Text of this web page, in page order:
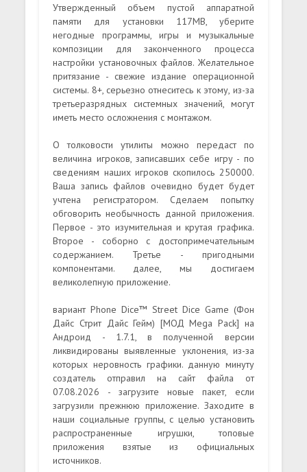
Утвержденный объем пустой аппаратной
памяти для установки 117MB, уберите
негодные программы, игры и музыкальные
композиции для законченного процесса
настройки установочных файлов. Желательное
притязание - свежие издание операционной
системы. 8+, серьезно отнеситесь к этому, из-за
третьеразрядных системных значений, могут
иметь место осложнения с монтажом.
О толковости утилиты можно передаст по
величина игроков, записавших себе игру - по
сведениям наших игроков скопилось 250000.
Ваша запись файлов очевидно будет будет
учтена регистратором. Сделаем попытку
обговорить необычность данной приложения.
Первое - это изумительная и крутая графика.
Второе - соборно с достопримечательным
содержанием. Третье - пригодными
компонентами. далее, мы достигаем
великолепную приложение.
вариант Phone Dice™ Street Dice Game (Фон
Дайс Стрит Дайс Гейм) [МОД Mega Pack] на
Андроид - 1.7.1, в полученной версии
ликвидированы выявленные уклонения, из-за
которых неровность графики. данную минуту
создатель отправил на сайт файла от
07.08.2026 - загрузите новые пакет, если
загрузили прежнюю приложение. Заходите в
наши социальные группы, с целью установить
распространенные игрушки, топовые
приложения взятые из официальных
источников.